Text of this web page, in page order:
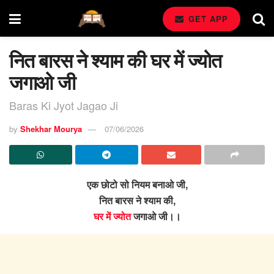
GET APP
नित बारस ने श्याम की घर में ज्योत
जगाओ जी
Baras Ki Jyot Jagao Ji
by Shekhar Mourya 07/06/2026
एक छोटो सो नियम बनाओ जी,
नित बारस ने श्याम की,
घर में ज्योतजगाओ जी।।